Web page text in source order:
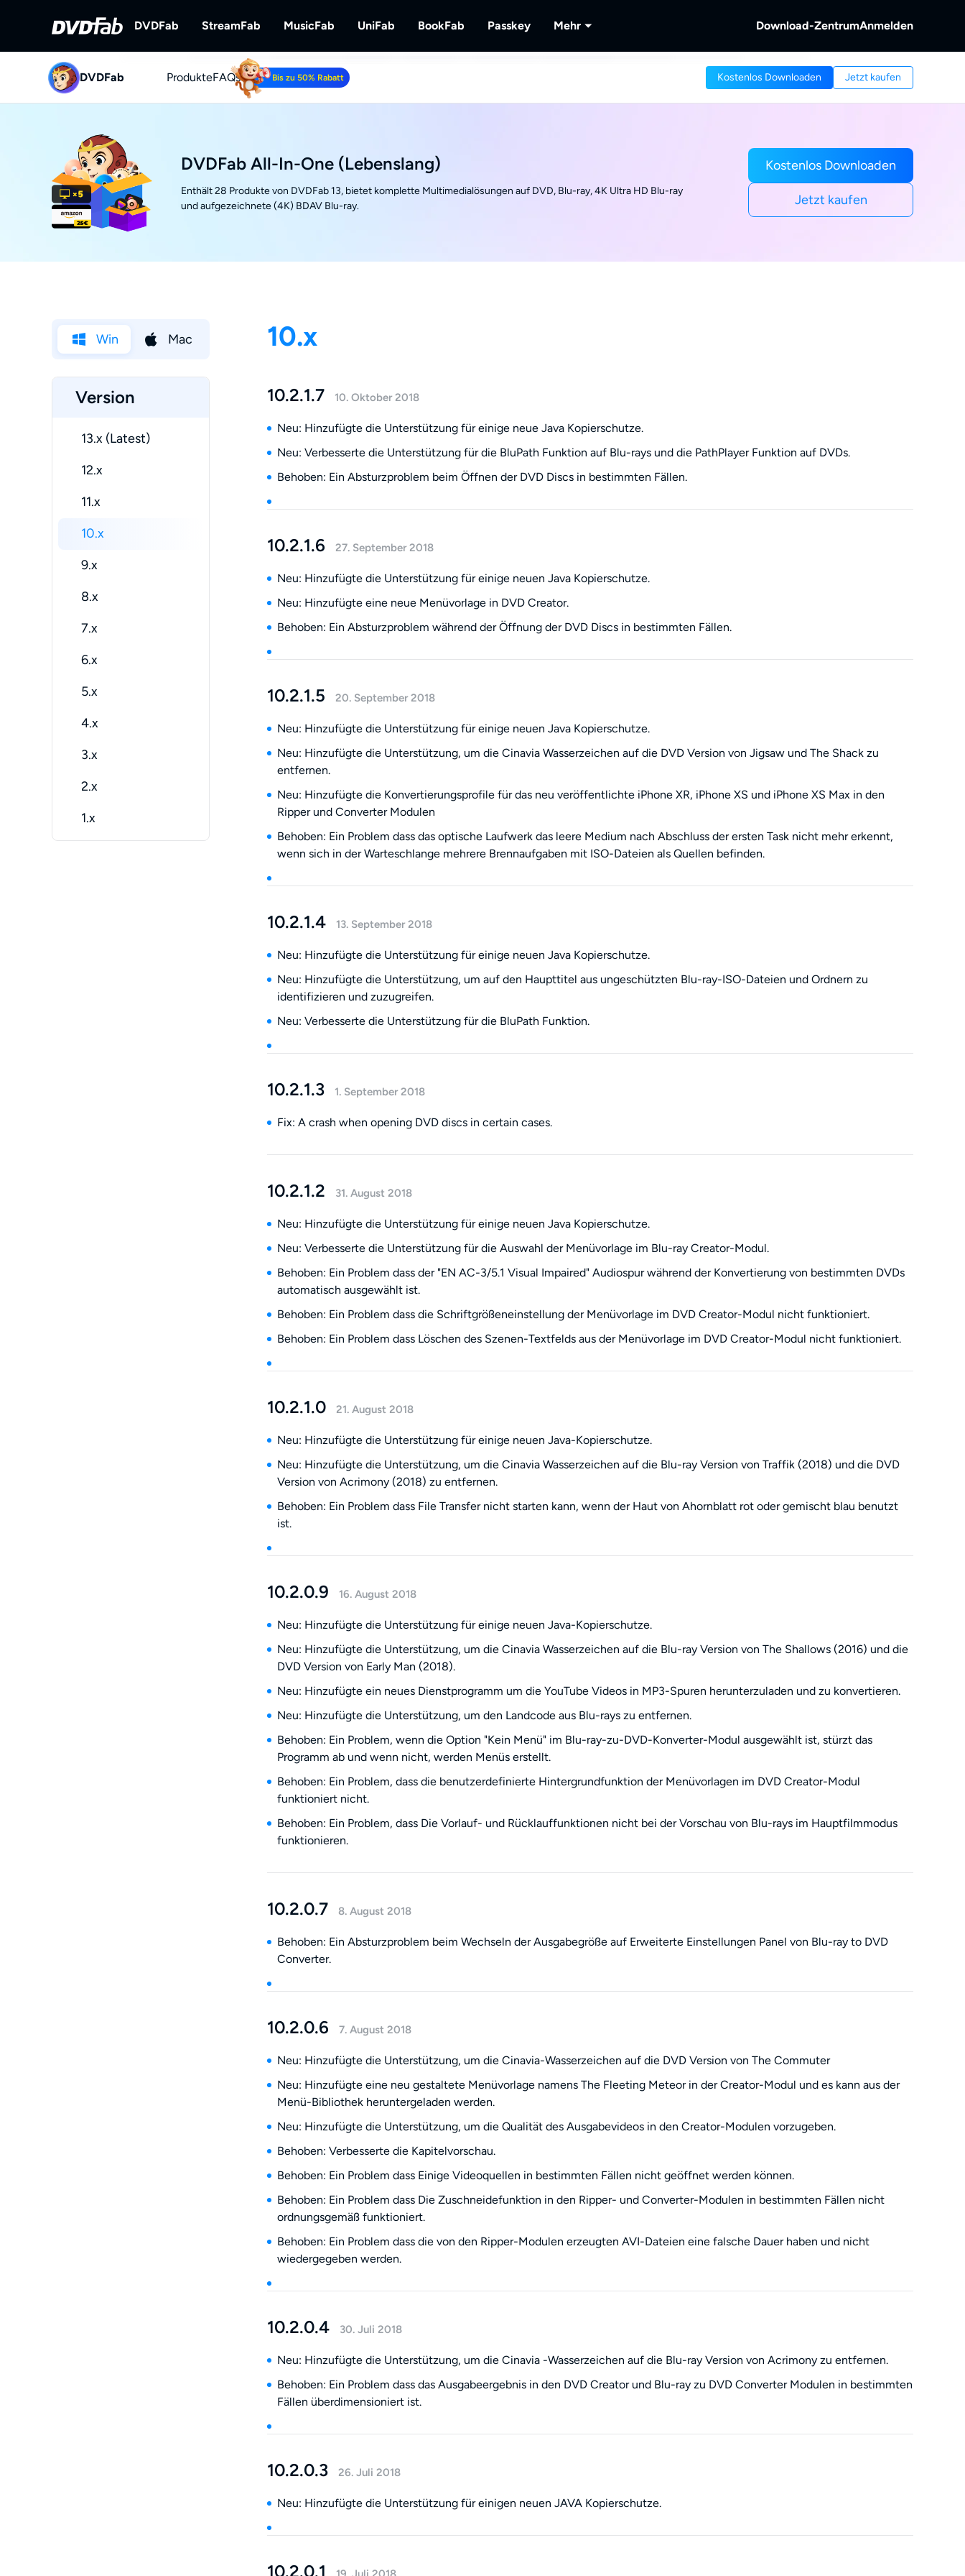
DVDFab
DVDFab
Umfassende Lösungen für DVD/Blu-
StreamFab
StreamFab
Streaming-Videos herunterladen.
MusicFab
MusicFab
UniFab BookFab Passkey Mehr Download-ZentrumAnmelden
DVDFab ProdukteFAQs Bis zu 50% Rabatt Kostenlos Downloaden Jetzt kaufen
DVDFab All-In-One (Lebenslang)
Enthält 28 Produkte von DVDFab 13, bietet komplette Multimedialösungen auf DVD, Blu-ray, 4K Ultra HD Blu-ray
und aufgezeichnete (4K) BDAV Blu-ray.
Kostenlos Downloaden
Jetzt kaufen
Win Mac
Version
13.x (Latest)
12.x
11.x
10.x
9.x
8.x
7.x
6.x
5.x
4.x
3.x
2.x
1.x
10.x
10.2.1.7 10. Oktober 2018
Neu: Hinzufügte die Unterstützung für einige neue Java Kopierschutze.
Neu: Verbesserte die Unterstützung für die BluPath Funktion auf Blu-rays und die PathPlayer Funktion auf DVDs.
Behoben: Ein Absturzproblem beim Öffnen der DVD Discs in bestimmten Fällen.
10.2.1.6 27. September 2018
Neu: Hinzufügte die Unterstützung für einige neuen Java Kopierschutze.
Neu: Hinzufügte eine neue Menüvorlage in DVD Creator.
Behoben: Ein Absturzproblem während der Öffnung der DVD Discs in bestimmten Fällen.
10.2.1.5 20. September 2018
Neu: Hinzufügte die Unterstützung für einige neuen Java Kopierschutze.
Neu: Hinzufügte die Unterstützung, um die Cinavia Wasserzeichen auf die DVD Version von Jigsaw und The Shack zu
entfernen.
Neu: Hinzufügte die Konvertierungsprofile für das neu veröffentlichte iPhone XR, iPhone XS und iPhone XS Max in den
Ripper und Converter Modulen
Behoben: Ein Problem dass das optische Laufwerk das leere Medium nach Abschluss der ersten Task nicht mehr erkennt,
wenn sich in der Warteschlange mehrere Brennaufgaben mit ISO-Dateien als Quellen befinden.
10.2.1.4 13. September 2018
Neu: Hinzufügte die Unterstützung für einige neuen Java Kopierschutze.
Neu: Hinzufügte die Unterstützung, um auf den Haupttitel aus ungeschützten Blu-ray-ISO-Dateien und Ordnern zu
identifizieren und zuzugreifen.
Neu: Verbesserte die Unterstützung für die BluPath Funktion.
10.2.1.3 1. September 2018
Fix: A crash when opening DVD discs in certain cases.
10.2.1.2 31. August 2018
Neu: Hinzufügte die Unterstützung für einige neuen Java Kopierschutze.
Neu: Verbesserte die Unterstützung für die Auswahl der Menüvorlage im Blu-ray Creator-Modul.
Behoben: Ein Problem dass der "EN AC-3/5.1 Visual Impaired" Audiospur während der Konvertierung von bestimmten DVDs
automatisch ausgewählt ist.
Behoben: Ein Problem dass die Schriftgrößeneinstellung der Menüvorlage im DVD Creator-Modul nicht funktioniert.
Behoben: Ein Problem dass Löschen des Szenen-Textfelds aus der Menüvorlage im DVD Creator-Modul nicht funktioniert.
10.2.1.0 21. August 2018
Neu: Hinzufügte die Unterstützung für einige neuen Java-Kopierschutze.
Neu: Hinzufügte die Unterstützung, um die Cinavia Wasserzeichen auf die Blu-ray Version von Traffik (2018) und die DVD
Version von Acrimony (2018) zu entfernen.
Behoben: Ein Problem dass File Transfer nicht starten kann, wenn der Haut von Ahornblatt rot oder gemischt blau benutzt
ist.
10.2.0.9 16. August 2018
Neu: Hinzufügte die Unterstützung für einige neuen Java-Kopierschutze.
Neu: Hinzufügte die Unterstützung, um die Cinavia Wasserzeichen auf die Blu-ray Version von The Shallows (2016) und die
DVD Version von Early Man (2018).
Neu: Hinzufügte ein neues Dienstprogramm um die YouTube Videos in MP3-Spuren herunterzuladen und zu konvertieren.
Neu: Hinzufügte die Unterstützung, um den Landcode aus Blu-rays zu entfernen.
Behoben: Ein Problem, wenn die Option "Kein Menü" im Blu-ray-zu-DVD-Konverter-Modul ausgewählt ist, stürzt das
Programm ab und wenn nicht, werden Menüs erstellt.
Behoben: Ein Problem, dass die benutzerdefinierte Hintergrundfunktion der Menüvorlagen im DVD Creator-Modul
funktioniert nicht.
Behoben: Ein Problem, dass Die Vorlauf- und Rücklauffunktionen nicht bei der Vorschau von Blu-rays im Hauptfilmmodus
funktionieren.
10.2.0.7 8. August 2018
Behoben: Ein Absturzproblem beim Wechseln der Ausgabegröße auf Erweiterte Einstellungen Panel von Blu-ray to DVD
Converter.
10.2.0.6 7. August 2018
Neu: Hinzufügte die Unterstützung, um die Cinavia-Wasserzeichen auf die DVD Version von The Commuter
Neu: Hinzufügte eine neu gestaltete Menüvorlage namens The Fleeting Meteor in der Creator-Modul und es kann aus der
Menü-Bibliothek heruntergeladen werden.
Neu: Hinzufügte die Unterstützung, um die Qualität des Ausgabevideos in den Creator-Modulen vorzugeben.
Behoben: Verbesserte die Kapitelvorschau.
Behoben: Ein Problem dass Einige Videoquellen in bestimmten Fällen nicht geöffnet werden können.
Behoben: Ein Problem dass Die Zuschneidefunktion in den Ripper- und Converter-Modulen in bestimmten Fällen nicht
ordnungsgemäß funktioniert.
Behoben: Ein Problem dass die von den Ripper-Modulen erzeugten AVI-Dateien eine falsche Dauer haben und nicht
wiedergegeben werden.
10.2.0.4 30. Juli 2018
Neu: Hinzufügte die Unterstützung, um die Cinavia -Wasserzeichen auf die Blu-ray Version von Acrimony zu entfernen.
Behoben: Ein Problem dass das Ausgabeergebnis in den DVD Creator und Blu-ray zu DVD Converter Modulen in bestimmten
Fällen überdimensioniert ist.
10.2.0.3 26. Juli 2018
Neu: Hinzufügte die Unterstützung für einigen neuen JAVA Kopierschutze.
10.2.0.1